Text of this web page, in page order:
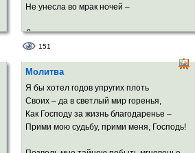
Не унесла во мрак ночей –
Души волненье сохранишь
Хотя б на час после разлуки.
В бумагу втиснутый мякиш
Из дум прозрачно-мимолётных
И тел прекрасно-беззаботных.
151
Молитва
Я бы хотел годов упругих плоть
Своих – да в светлый мир горенья,
Как Господу за жизнь благодаренье –
Прими мою судьбу, прими меня, Господь!